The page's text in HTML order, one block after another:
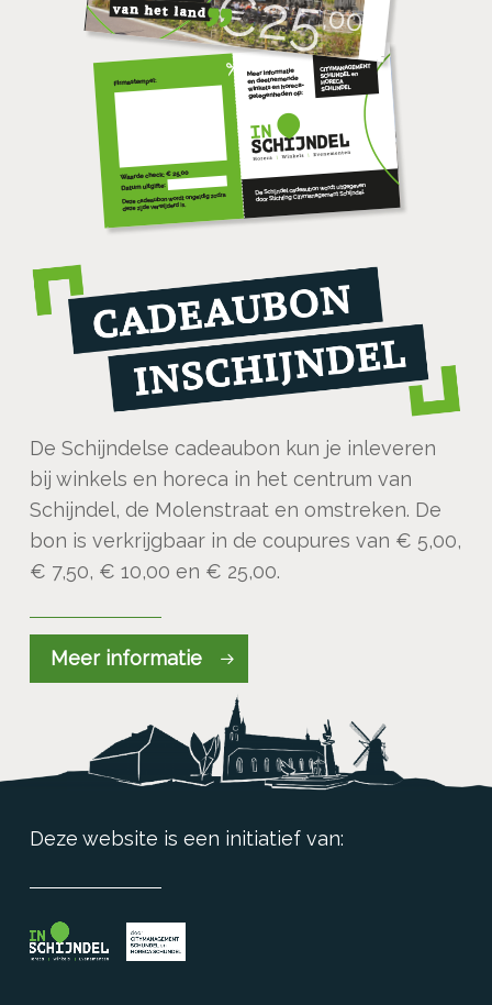
De Schijndelse cadeaubon kun je inleveren
bij winkels en horeca in het centrum van
Schijndel, de Molenstraat en omstreken. De
bon is verkrijgbaar in de coupures van € 5,00,
€ 7,50, € 10,00 en € 25,00.
Meer informatie
Deze website is een initiatief van: